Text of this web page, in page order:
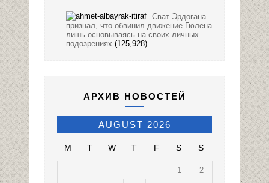
Сват Эрдогана
признал, что обвинил движение Гюлена
лишь основываясь на своих личных
подозрениях (125,928)
АРХИВ НОВОСТЕЙ
AUGUST 2026
M T W T F S S
1
2